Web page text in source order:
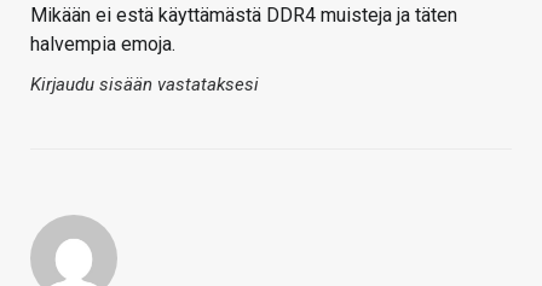
Mikään ei estä käyttämästä DDR4 muisteja ja täten
halvempia emoja.
Kirjaudu sisään vastataksesi